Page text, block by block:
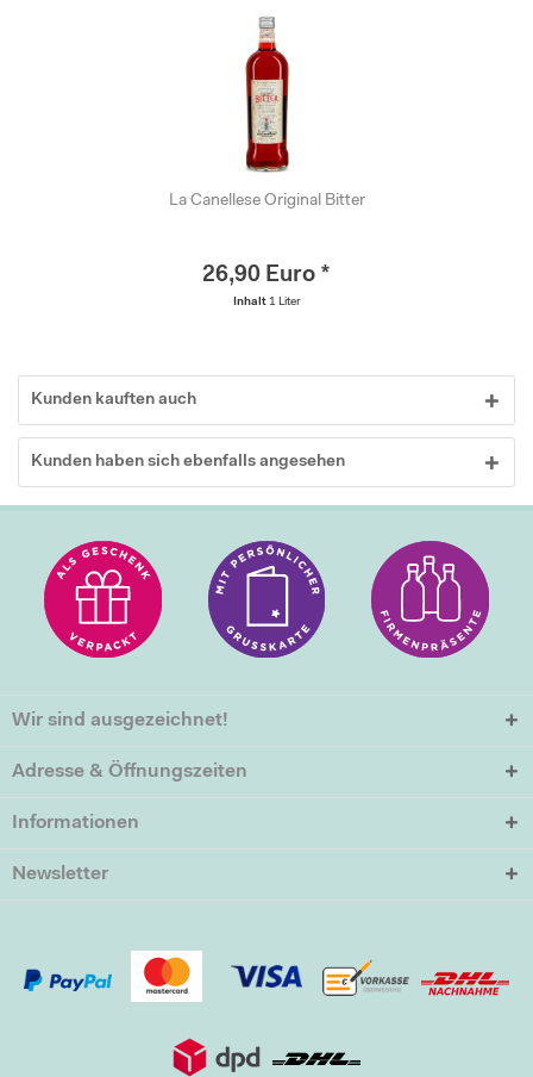
La Canellese Original Bitter
26,90 Euro *
Inhalt 1 Liter
Kunden kauften auch
Kunden haben sich ebenfalls angesehen
Wir sind ausgezeichnet!
Adresse & Öffnungszeiten
Informationen
Newsletter